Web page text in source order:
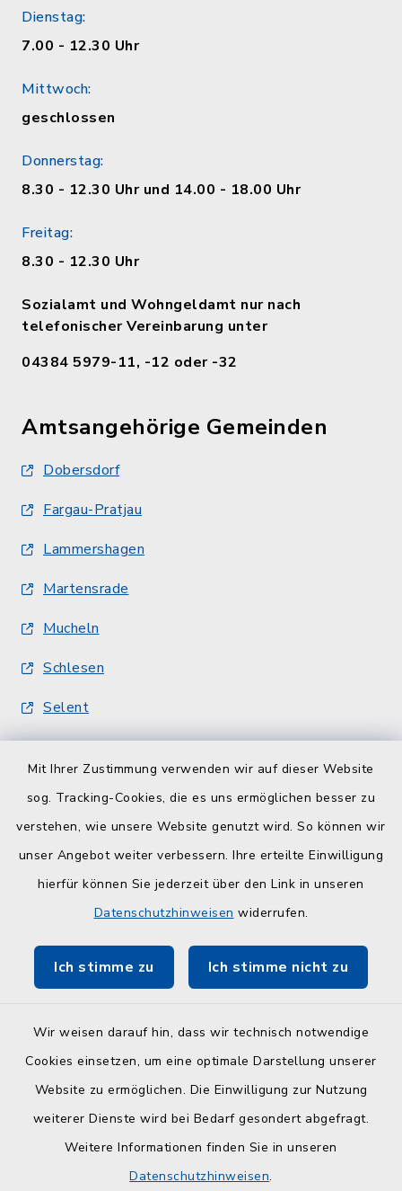
Mit Ihrer Zustimmung verwenden wir auf dieser Website
sog. Tracking-Cookies, die es uns ermöglichen besser zu
verstehen, wie unsere Website genutzt wird. So können wir
unser Angebot weiter verbessern. Ihre erteilte Einwilligung
hierfür können Sie jederzeit über den Link in unseren
Datenschutzhinweisen widerrufen.
Ich stimme zu Ich stimme nicht zu
Wir weisen darauf hin, dass wir technisch notwendige
Cookies einsetzen, um eine optimale Darstellung unserer
Website zu ermöglichen. Die Einwilligung zur Nutzung
weiterer Dienste wird bei Bedarf gesondert abgefragt.
Weitere Informationen finden Sie in unseren
Datenschutzhinweisen.
Dienstag:
7.00 - 12.30 Uhr
Mittwoch:
geschlossen
Donnerstag:
8.30 - 12.30 Uhr und 14.00 - 18.00 Uhr
Freitag:
8.30 - 12.30 Uhr
Sozialamt und Wohngeldamt nur nach
telefonischer Vereinbarung unter
04384 5979-11, -12 oder -32
Amtsangehörige Gemeinden
Dobersdorf
Fargau-Pratjau
Lammershagen
Martensrade
Mucheln
Schlesen
Selent
Quicklinks
Serviceportal Schleswig-Holstein
ZuFiSH
Am Selent/Schlesen MapOne
Barrierefreiheit